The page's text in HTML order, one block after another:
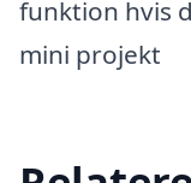
funktion hvis
mini projekt